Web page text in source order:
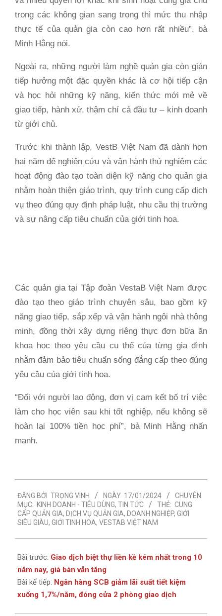
trong các không gian sang trọng thì mức thu nhập
thực tế của quản gia còn cao hơn rất nhiều”, bà
Minh Hằng nói.
Ngoài ra, những người làm nghề quản gia còn gián
tiếp hưởng một đặc quyền khác là cơ hội tiếp cận
và học hỏi những kỹ năng, kiến thức mới mẻ về
giao tiếp, hành xử, thậm chí cả đầu tư – kinh doanh
từ giới chủ.
Trước khi thành lập, VestB Việt Nam đã dành hơn
hai năm để nghiên cứu và vận hành thử nghiệm các
hoạt động đào tạo toàn diện kỹ năng cho quản gia
nhằm hoàn thiện giáo trình, quy trình cung cấp dịch
vụ theo đúng quy định pháp luật, nhu cầu thị trường
và sự nâng cấp tiêu chuẩn của giới tinh hoa.
Các quản gia tại Tập đoàn VestaB Việt Nam được
đào tạo theo giáo trình chuyên sâu, bao gồm kỹ
năng giao tiếp, sắp xếp và vận hành ngôi nhà thông
minh, đồng thời xây dựng riêng thực đơn bữa ăn
khoa học theo yêu cầu cụ thể của từng gia đình
nhằm đảm bảo tiêu chuẩn sống đẳng cấp theo đúng
yêu cầu của giới tinh hoa.
“Đối với người lao động, đơn vị cam kết bố trí việc
làm cho học viên sau khi tốt nghiệp, nếu không sẽ
hoàn lại 100% tiền học phí”, bà Minh Hằng nhấn
mạnh.
01-
17
ĐĂNG BỞI TRỌNG VINH NGÀY 17/01/2024
CHUYÊN
MỤC: KINH DOANH - TIÊU DÙNG, TIN TỨC THẺ: CUNG
CẤP QUẢN GIA, DỊCH VỤ QUẢN GIA, DOANH NGHIỆP, GIỚI
SIÊU GIÀU, GIỚI TINH HOA, VESTAB VIỆT NAM
Bài trước: Giao dịch biệt thự liền kề kém nhất trong 10
năm nay, giá bán vẫn tăng
Bài kế tiếp: Ngân hàng SCB giảm lãi suất tiết kiệm
xuống 1,7%/năm, đóng cửa 2 phòng giao dịch